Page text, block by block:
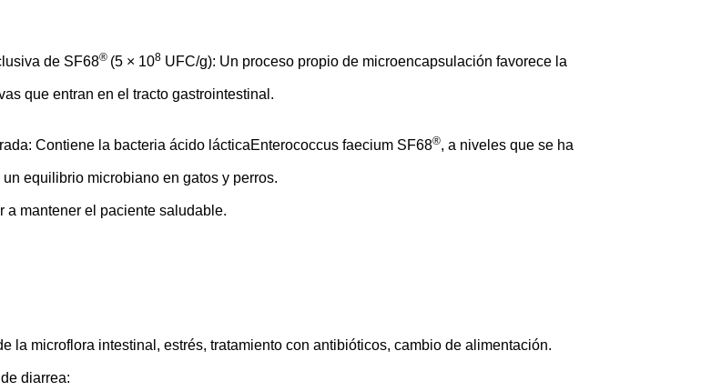
de SF68® (5 × 108 UFC/g): Un proceso propio de microencapsulación favorece la
que entran en el tracto gastrointestinal.
Contiene la bacteria ácido lácticaEnterococcus faecium SF68®, a niveles que se ha
equilibrio microbiano en gatos y perros.
a mantener el paciente saludable.
la microflora intestinal, estrés, tratamiento con antibióticos, cambio de alimentación.
diarrea: